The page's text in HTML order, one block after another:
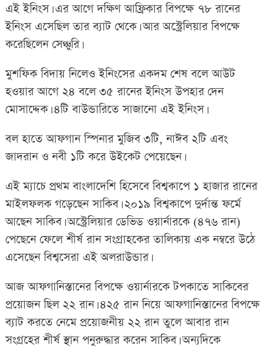
এই ইনিংস। এর আগে দক্ষিণ আফ্রিকার বিপক্ষে ৭৮ রানের
ইনিংস এসেছিল তার ব্যাট থেকে। আর অস্ট্রেলিয়ার বিপক্ষে
করেছিলেন সেঞ্চুরি।
মুশফিক বিদায় নিলেও ইনিংসের একদম শেষ বলে আউট
হওয়ার আগে ২৪ বলে ৩৫ রানের ইনিংস উপহার দেন
মোসাদ্দেক। ৪টি বাউন্ডারিতে সাজানো এই ইনিংস।
বল হাতে আফগান স্পিনার মুজিব ৩টি, নাঈব ২টি এবং
জাদরান ও নবী ১টি করে উইকেট পেয়েছেন।
এই ম্যাচে প্রথম বাংলাদেশি হিসেবে বিশ্বকাপে ১ হাজার রানের
মাইলফলক গড়েছেন সাকিব। ২০১৯ বিশ্বকাপে দুর্দান্ত ফর্মে
আছেন সাকিব। অস্ট্রেলিয়ার ডেভিড ওয়ার্নারকে (৪৭৬ রান)
পেছেনে ফেলে শীর্ষ রান সংগ্রাহকের তালিকায় এক নম্বরে উঠে
এসেছেন বিশ্বসেরা এই অলরাউন্ডার।
আজ আফগানিস্তানের বিপক্ষে ওয়ার্নারকে টপকাতে সাকিবের
প্রয়োজন ছিল ২২ রান। ৪২৫ রান নিয়ে আফগানিস্তানের বিপক্ষে
ব্যাট করতে নেমে প্রয়োজনীয় ২২ রান তুলে আবার রান
সংগ্রহের শীর্ষ স্থান পনুরুদ্ধার করেন সাকিব। অন্যদিকে